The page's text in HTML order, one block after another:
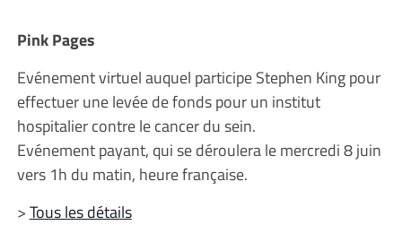
Pink Pages
Evénement virtuel auquel participe Stephen King pour
effectuer une levée de fonds pour un institut
hospitalier contre le cancer du sein.
Evénement payant, qui se déroulera le mercredi 8 juin
vers 1h du matin, heure française.
>Tous les détails